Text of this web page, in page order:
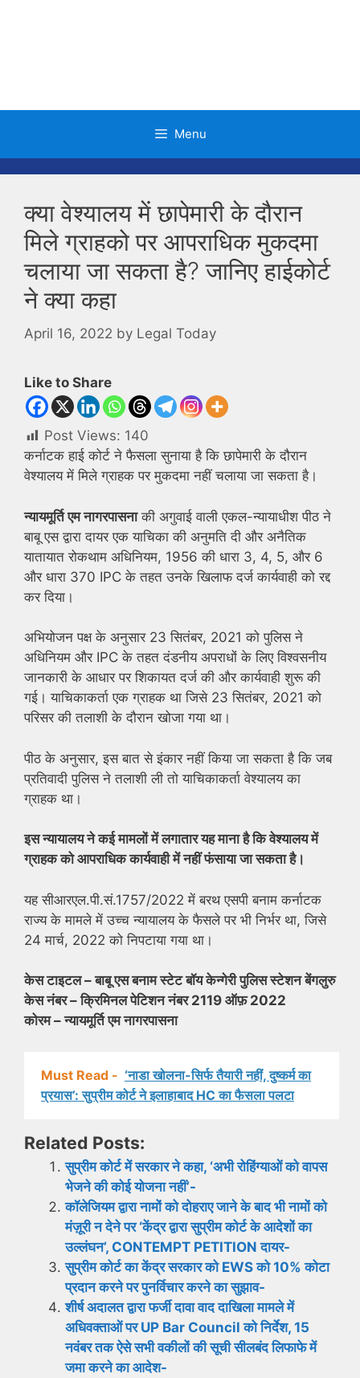
Menu
क्या वेश्यालय में छापेमारी के दौरान
मिले ग्राहको पर आपराधिक मुकदमा
चलाया जा सकता है? जानिए हाईकोर्ट
ने क्या कहा
April 16, 2022 by Legal Today
Like to Share
Post Views: 140
कर्नाटक हाई कोर्ट ने फैसला सुनाया है कि छापेमारी के दौरान
वेश्यालय में मिले ग्राहक पर मुकदमा नहीं चलाया जा सकता है।
न्यायमूर्ति एम नागरपासनाकी अगुवाई वाली एकल-न्यायाधीश पीठ ने
बाबू एस द्वारा दायर एक याचिका की अनुमति दी और अनैतिक
यातायात रोकथाम अधिनियम, 1956 की धारा 3, 4, 5, और 6
और धारा 370 IPC के तहत उनके खिलाफ दर्ज कार्यवाही को रद्द
कर दिया।
अभियोजन पक्ष के अनुसार 23 सितंबर, 2021 को पुलिस ने
अधिनियम और IPC के तहत दंडनीय अपराधों के लिए विश्वसनीय
जानकारी के आधार पर शिकायत दर्ज की और कार्यवाही शुरू की
गई। याचिकाकर्ता एक ग्राहक था जिसे 23 सितंबर, 2021 को
परिसर की तलाशी के दौरान खोजा गया था।
पीठ के अनुसार, इस बात से इंकार नहीं किया जा सकता है कि जब
प्रतिवादी पुलिस ने तलाशी ली तो याचिकाकर्ता वेश्यालय का
ग्राहक था।
इस न्यायालय ने कई मामलों में लगातार यह माना है कि वेश्यालय में
ग्राहक को आपराधिक कार्यवाही में नहीं फंसाया जा सकता है।
यह सीआरएल.पी.सं.1757/2022 में बरथ एसपी बनाम कर्नाटक
राज्य के मामले में उच्च न्यायालय के फैसले पर भी निर्भर था, जिसे
24 मार्च, 2022 को निपटाया गया था।
केस टाइटल – बाबू एस बनाम स्टेट बॉय केन्गेरी पुलिस स्टेशन बेंगलुरु
केस नंबर – क्रिमिनल पेटिशन नंबर 2119 ऑफ़ 2022
कोरम – न्यायमूर्ति एम नागरपासना
Must Read - ‘नाडा खोलना-सिर्फ तैयारी नहीं, दुष्कर्म का
प्रयास’: सुप्रीम कोर्ट ने इलाहाबाद HC का फैसला पलटा
Related Posts:
सुप्रीम कोर्ट में सरकार ने कहा, ‘अभी रोहिंग्याओं को वापस
भेजने की कोई योजना नहीं’-
कॉलेजियम द्वारा नामों को दोहराए जाने के बाद भी नामों को
मंज़ूरी न देने पर ‘केंद्र द्वारा सुप्रीम कोर्ट के आदेशों का
उल्लंघन’, CONTEMPT PETITION दायर-
सुप्रीम कोर्ट का केंद्र सरकार को EWS को 10% कोटा
प्रदान करने पर पुनर्विचार करने का सुझाव-
शीर्ष अदालत द्वारा फर्जी दावा वाद दाखिला मामले में
अधिवक्ताओं पर UP Bar Council को निर्देश, 15
नवंबर तक ऐसे सभी वकीलों की सूची सीलबंद लिफाफे में
जमा करने का आदेश-